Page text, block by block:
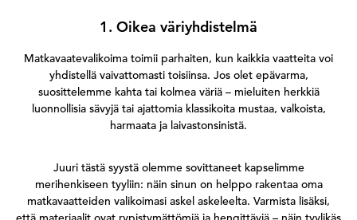
1. Oikea väriyhdistelmä
Matkavaatevalikoima toimii parhaiten, kun kaikkia vaatteita voi
yhdistellä vaivattomasti toisiinsa. Jos olet epävarma,
suosittelemme kahta tai kolmea väriä – mieluiten herkkiä
luonnollisia sävyjä tai ajattomia klassikoita mustaa, valkoista,
harmaata ja laivastonsinistä.
Juuri tästä syystä olemme sovittaneet kapselimme
merihenkiseen tyyliin: näin sinun on helppo rakentaa oma
matkavaatteiden valikoimasi askel askeleelta. Varmista lisäksi,